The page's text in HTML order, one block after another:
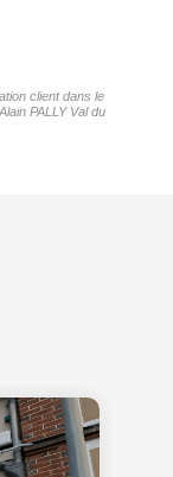
client dans le
PALLY Val du